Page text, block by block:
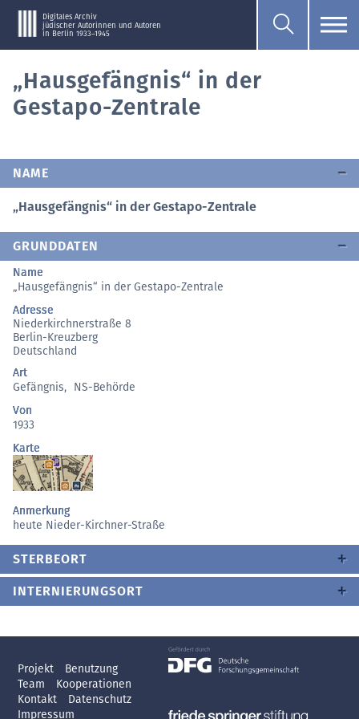
Digitales Archiv
jüdischer Autorinnen und Autoren
in Berlin 1933–1945
„Hausgefängnis“ in der
Gestapo-Zentrale
NAME
„Hausgefängnis“ in der Gestapo-Zentrale
GRUNDDATEN
Name
„Hausgefängnis“ in der Gestapo-Zentrale
Adresse
Niederkirchnerstraße 8
Berlin-Kreuzberg
Deutschland
Art
Gefängnis, NS-Behörde
Von
1933
Karte
Anmerkung
heute Nieder-Kirchner-Straße
STERBEORT
INTERNIERUNGSORT
Projekt
Benutzung
Team
Kooperationen
Kontakt
Datenschutz
Impressum